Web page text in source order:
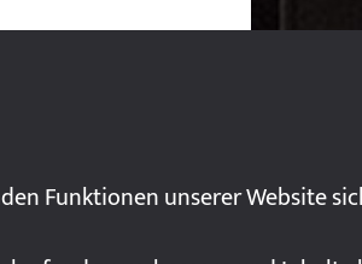
Funktionen unserer Website